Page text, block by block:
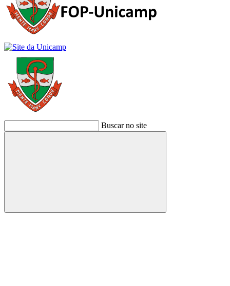
Buscar no site
Buscar